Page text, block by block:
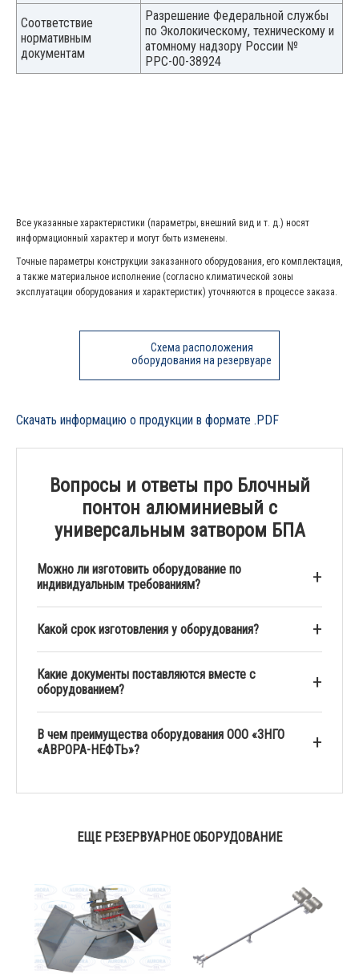
Соответствие
нормативным
документам
Разрешение Федеральной службы
по Эколокическому, техническому и
атомному надзору России №
РРС-00-38924
Все указанные характеристики (параметры, внешний вид и т. д.) носят
информационный характер и могут быть изменены.
Точные параметры конструкции заказанного оборудования, его комплектация,
а также материальное исполнение (согласно климатической зоны
эксплуатации оборудования и характеристик) уточняются в процессе заказа.
Схема расположения
оборудования на резервуаре
Скачать информацию о продукции в формате .PDF
Вопросы и ответы про Блочный
понтон алюминиевый с
универсальным затвором БПА
Можно ли изготовить оборудование по
индивидуальным требованиям?
Какой срок изготовления у оборудования?
Какие документы поставляются вместе с
оборудованием?
В чем преимущества оборудования ООО «ЗНГО
«АВРОРА-НЕФТЬ»?
ЕЩЕ РЕЗЕРВУАРНОЕ ОБОРУДОВАНИЕ